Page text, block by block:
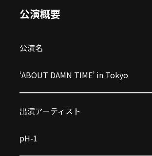
公演概要
公演名
‘ABOUT DAMN TIME’ in Tokyo
出演アーティスト
pH-1